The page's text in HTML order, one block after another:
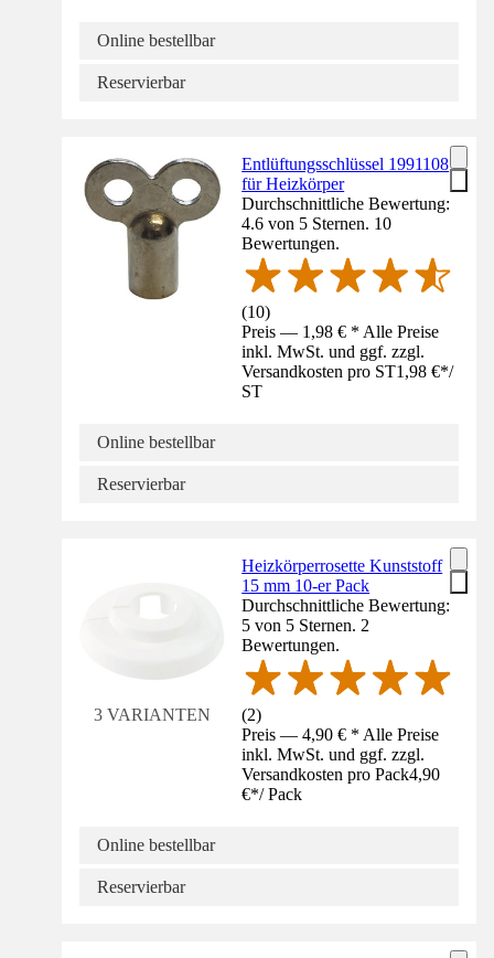
Online bestellbar
Reservierbar
Entlüftungsschlüssel 1991108
für Heizkörper
Durchschnittliche Bewertung:
4.6 von 5 Sternen. 10
Bewertungen.
(10)
Preis — 1,98 € * Alle Preise
inkl. MwSt. und ggf. zzgl.
Versandkosten pro ST1,98 €*/
ST
Online bestellbar
Reservierbar
3 VARIANTEN
Heizkörperrosette Kunststoff
15 mm 10-er Pack
Durchschnittliche Bewertung:
5 von 5 Sternen. 2
Bewertungen.
(2)
Preis — 4,90 € * Alle Preise
inkl. MwSt. und ggf. zzgl.
Versandkosten pro Pack4,90
€*/ Pack
Online bestellbar
Reservierbar